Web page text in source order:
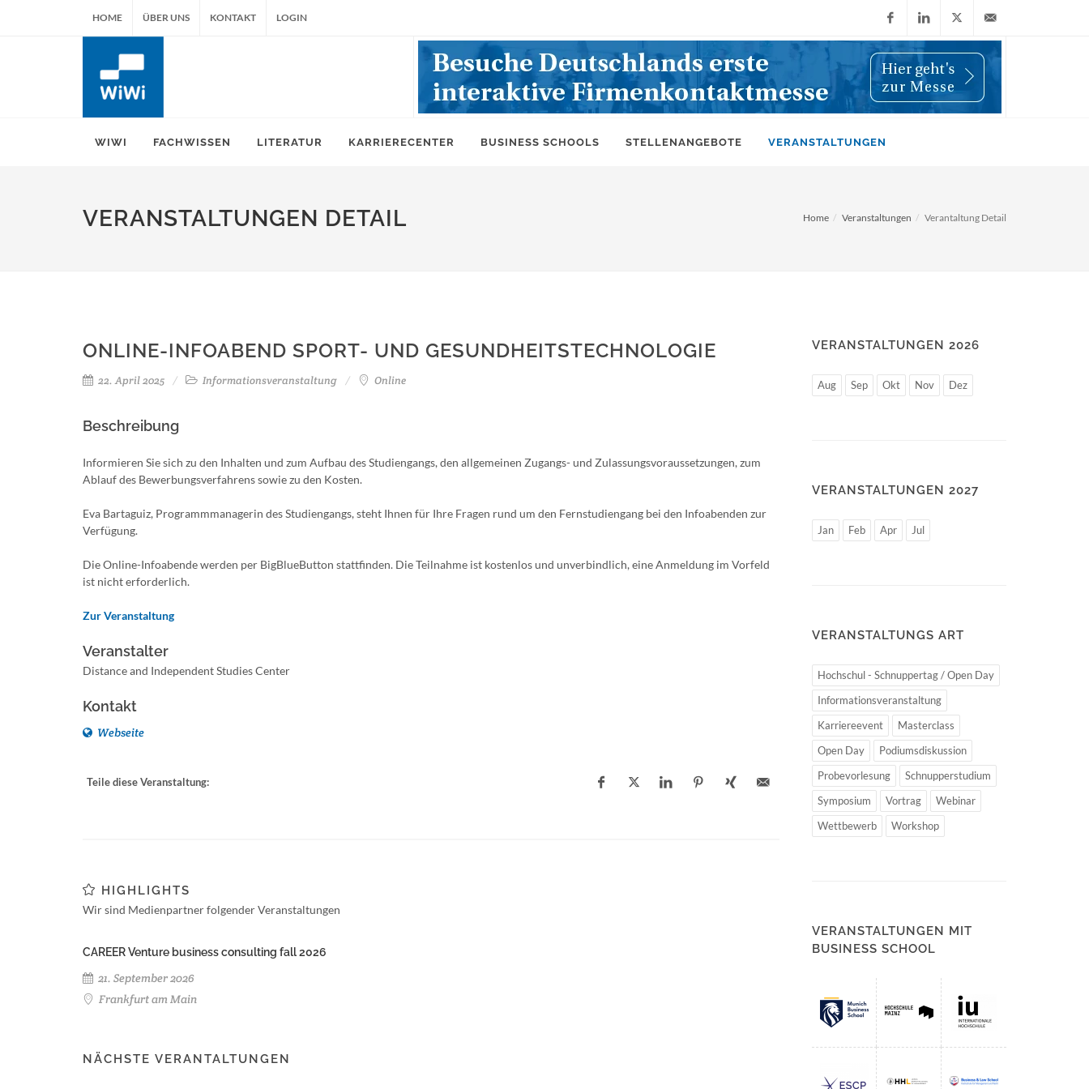
HOME ÜBER UNS KONTAKT LOGIN
FacebookLinkedIn
X
(Twitter)
info@wiwi-
WIWI FACHWISSEN LITERATUR KARRIERECENTER BUSINESS SCHOOLS STELLENANGEBOTE VERANSTALTUNGEN
VERANSTALTUNGEN DETAIL Home Veranstaltungen Verantaltung Detail
ONLINE-INFOABEND SPORT- UND GESUNDHEITSTECHNOLOGIE
22. April 2025 Informationsveranstaltung Online
Beschreibung
Informieren Sie sich zu den Inhalten und zum Aufbau des Studiengangs, den allgemeinen Zugangs- und Zulassungsvoraussetzungen, zum
Ablauf des Bewerbungsverfahrens sowie zu den Kosten.
Eva Bartaguiz, Programmmanagerin des Studiengangs, steht Ihnen für Ihre Fragen rund um den Fernstudiengang bei den Infoabenden zur
Verfügung.
Die Online-Infoabende werden per BigBlueButton stattfinden. Die Teilnahme ist kostenlos und unverbindlich, eine Anmeldung im Vorfeld
ist nicht erforderlich.
Zur Veranstaltung
Veranstalter
Distance and Independent Studies Center
Kontakt
Webseite
Teile diese Veranstaltung:
HIGHLIGHTS
Wir sind Medienpartner folgender Veranstaltungen
CAREER Venture business consulting fall 2026
21. September 2026
Frankfurt am Main
NÄCHSTE VERANTALTUNGEN
VERANSTALTUNGEN 2026
Aug Sep Okt Nov Dez
VERANSTALTUNGEN 2027
Jan Feb Apr Jul
VERANSTALTUNGS ART
Hochschul - Schnuppertag / Open Day
Informationsveranstaltung
Karriereevent
Masterclass
Open Day
Podiumsdiskussion
Probevorlesung
Schnupperstudium
Symposium
Vortrag
Webinar
Wettbewerb
Workshop
VERANSTALTUNGEN MIT
BUSINESS SCHOOL